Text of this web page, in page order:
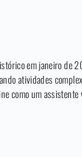
em janeiro
atividades
como um